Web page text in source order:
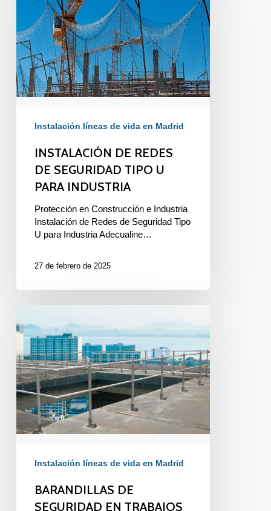
SEGURIDAD
TIPO
U
PARA
INDUSTRIA
Instalación líneas de vida en Madrid
INSTALACIÓN DE REDES
DE SEGURIDAD TIPO U
PARA INDUSTRIA
Protección en Construcción e Industria
Instalación de Redes de Seguridad Tipo
U para Industria Adecualine…
27 de febrero de 2025
DE
SEGURIDAD
EN
TRABAJOS
EN
ALTURA
Instalación líneas de vida en Madrid
BARANDILLAS DE
SEGURIDAD EN TRABAJOS